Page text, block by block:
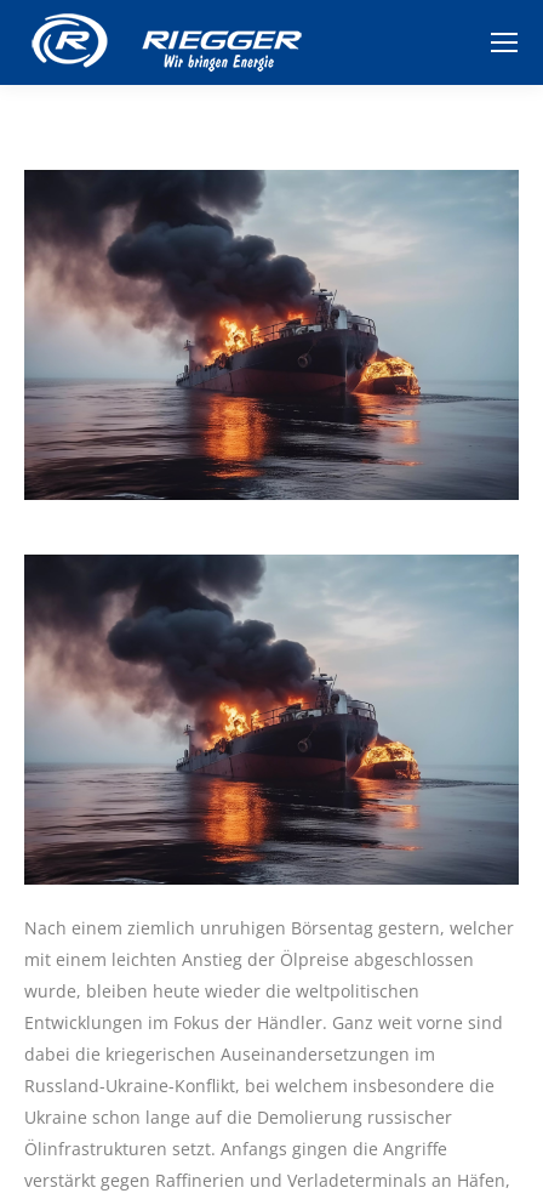
Nach einem ziemlich unruhigen Börsentag gestern, welcher
mit einem leichten Anstieg der Ölpreise abgeschlossen
wurde, bleiben heute wieder die weltpolitischen
Entwicklungen im Fokus der Händler. Ganz weit vorne sind
dabei die kriegerischen Auseinandersetzungen im
Russland-Ukraine-Konflikt, bei welchem insbesondere die
Ukraine schon lange auf die Demolierung russischer
Ölinfrastrukturen setzt. Anfangs gingen die Angriffe
verstärkt gegen Raffinerien und Verladeterminals an Häfen,